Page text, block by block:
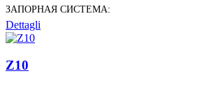
ЗАПОРНАЯ СИСТЕМА:
Dettagli
Z10